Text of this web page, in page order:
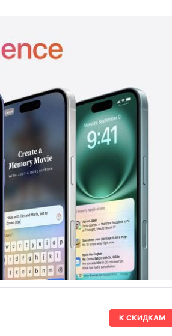
К СКИДКАМ